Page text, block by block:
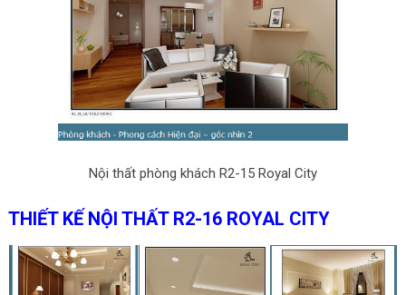
Nội thất phòng khách R2-15 Royal City
THIẾT KẾ NỘI THẤT R2-16 ROYAL CITY